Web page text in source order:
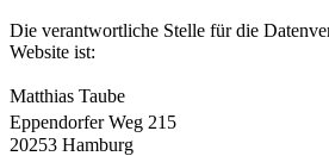
Die verantwortliche Stelle für die
Website ist:
Matthias Taube
Eppendorfer Weg 215
20253 Hamburg